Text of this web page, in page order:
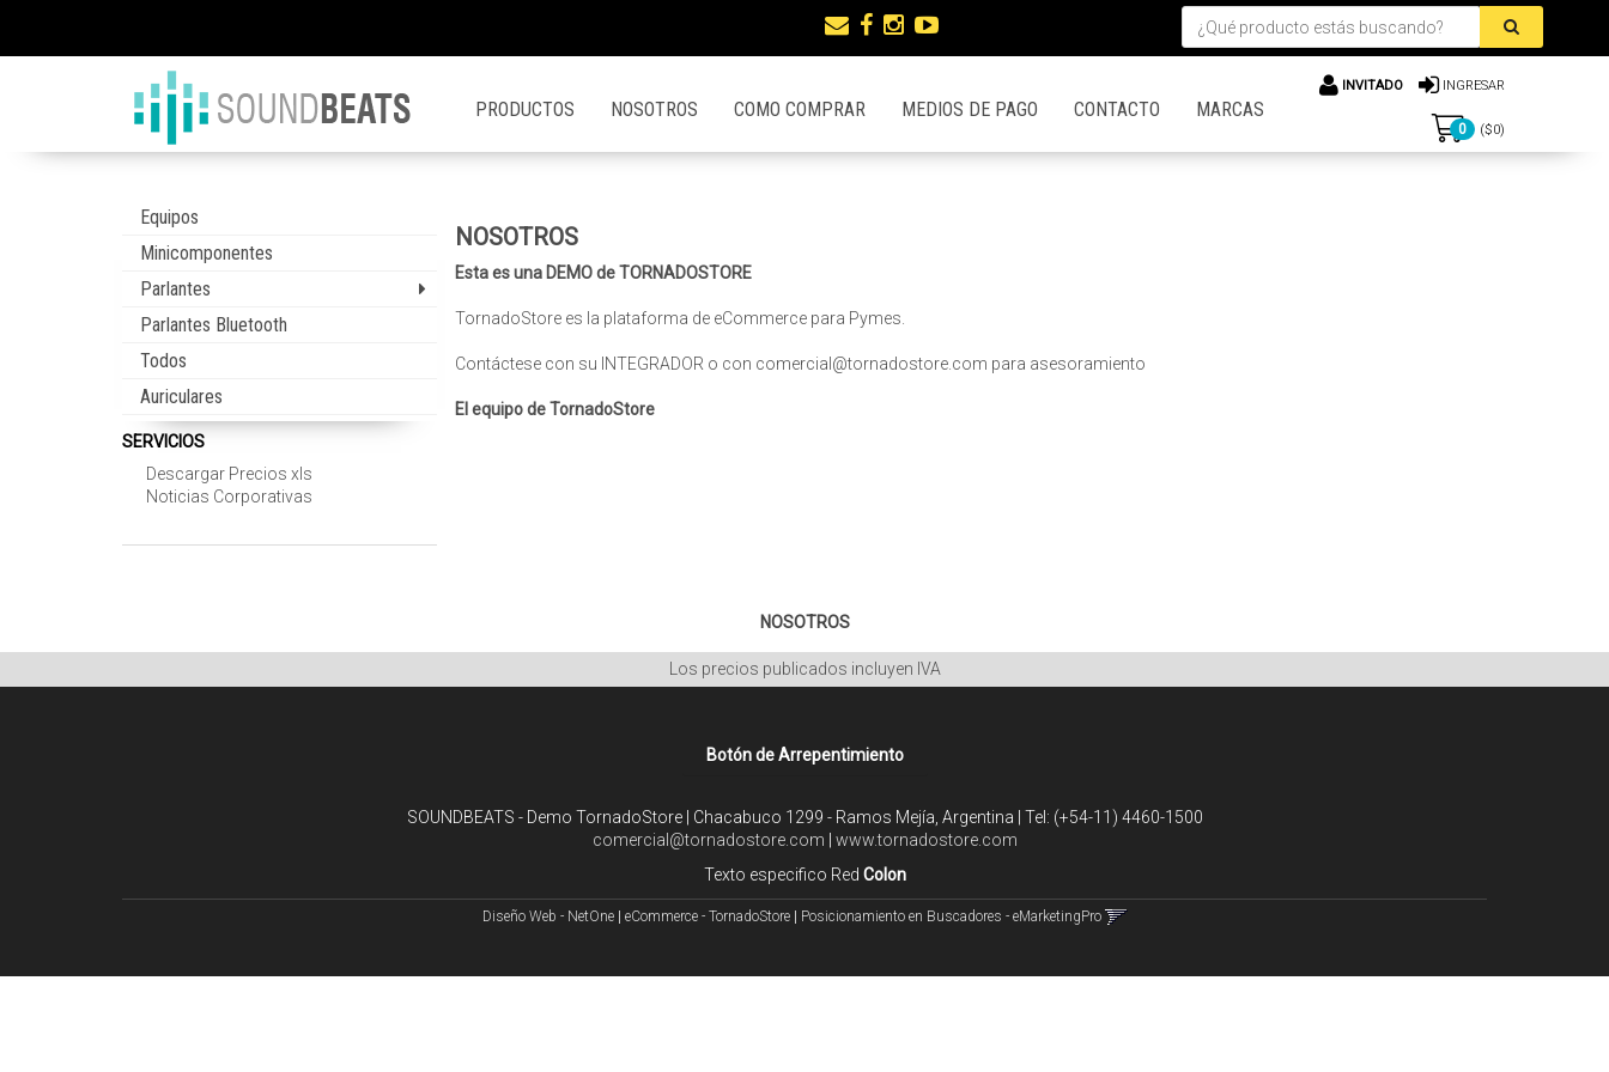
INVITADO INGRESAR
0 ($0)
PRODUCTOS NOSOTROS COMO COMPRAR MEDIOS DE PAGO CONTACTO MARCAS
Equipos
Minicomponentes
Parlantes
Parlantes Bluetooth
Todos
Auriculares
SERVICIOS
Descargar Precios xls
Noticias Corporativas
NOSOTROS
Esta es una DEMO de TORNADOSTORE
TornadoStore es la plataforma de eCommerce para Pymes.
Contáctese con su INTEGRADOR o con comercial@tornadostore.com para asesoramiento
El equipo de TornadoStore
NOSOTROS
Los precios publicados incluyen IVA
Botón de Arrepentimiento
SOUNDBEATS - Demo TornadoStore | Chacabuco 1299 - Ramos Mejía, Argentina | Tel: (+54-11) 4460-1500
comercial@tornadostore.com
www.tornadostore.com
Texto especifico Red Colon
Diseño Web - NetOne| eCommerce - TornadoStore| Posicionamiento en Buscadores - eMarketingPro